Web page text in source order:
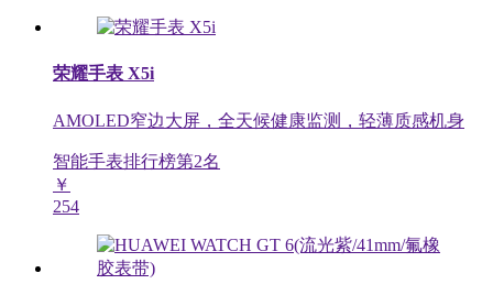
荣耀手表 X5i
AMOLED窄边大屏，全天候健康监测，轻薄质感机身
智能手表排行榜第2名
￥
254